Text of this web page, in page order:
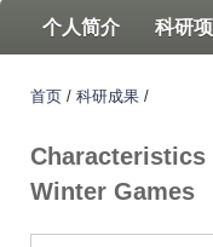
个人简介 科研项
首页 / 科研成果 /
Winter Games